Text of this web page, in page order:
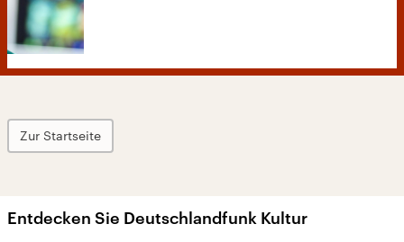
Zur Startseite
Entdecken Sie Deutschlandfunk Kultur